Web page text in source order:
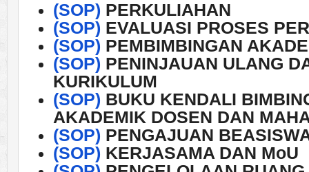
(SOP) PERKULIAHAN
(SOP) EVALUASI PROSES
(SOP) PEMBIMBINGAN
(SOP) PENINJAUAN ULANG
KURIKULUM
(SOP) BUKU KENDALI
AKADEMIK DOSEN DAN
(SOP) PENGAJUAN
(SOP) KERJASAMA DAN MoU